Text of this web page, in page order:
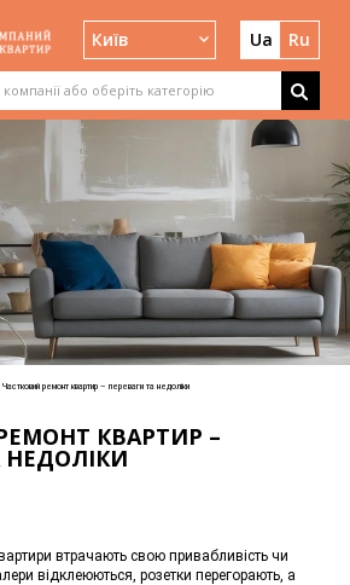
Київ Ua Ru
Частковий ремонт квартир – переваги та недоліки
КВАРТИР –
НЕДОЛІКИ
втрачають свою привабливість чи
відклеюються, розетки перегорають, а